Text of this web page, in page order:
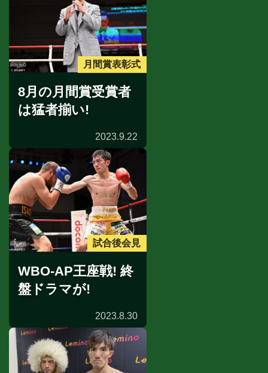
月間賞表彰式
8月の月間賞受賞者
は猛者揃い!
2023.9.22
試合後会見
WBO-AP王座戦! 終
盤ドラマが!
2023.8.30